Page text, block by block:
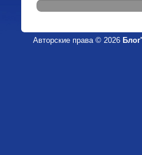
Авторские права © 2026